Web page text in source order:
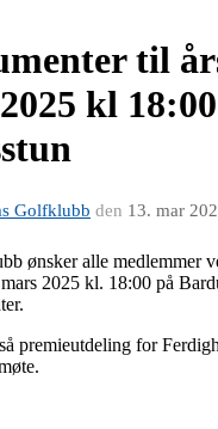
til
kl
Golfklubb den 13. mar
ønsker alle medlemmer
2025 kl. 18:00 på
premieutdeling for